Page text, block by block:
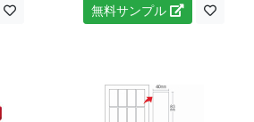
無料サンプル